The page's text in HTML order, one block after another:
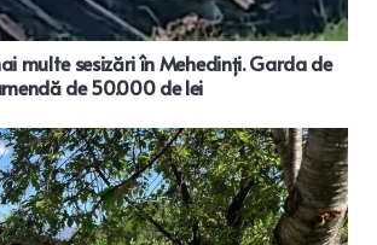
multe sesizări în Mehedinți. Garda de
de 50.000 de lei